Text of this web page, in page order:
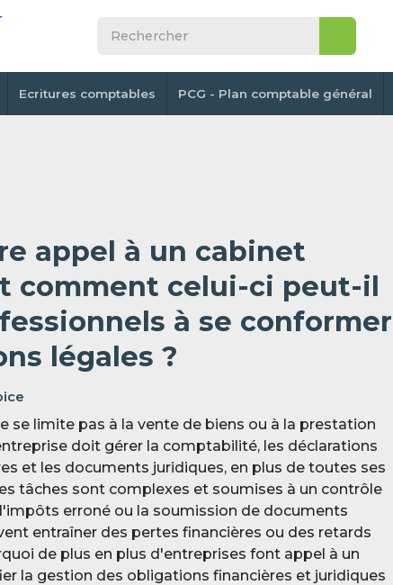
Ecritures comptables PCG - Plan comptable général
appel à un cabinet
comment celui-ci peut-il
à se conformer
légales ?
se limite pas à la vente de biens ou à la prestation
doit gérer la comptabilité, les déclarations
et les documents juridiques, en plus de toutes ses
tâches sont complexes et soumises à un contrôle
erroné ou la soumission de documents
entraîner des pertes financières ou des retards
de plus en plus d'entreprises font appel à un
la gestion des obligations financières et juridiques